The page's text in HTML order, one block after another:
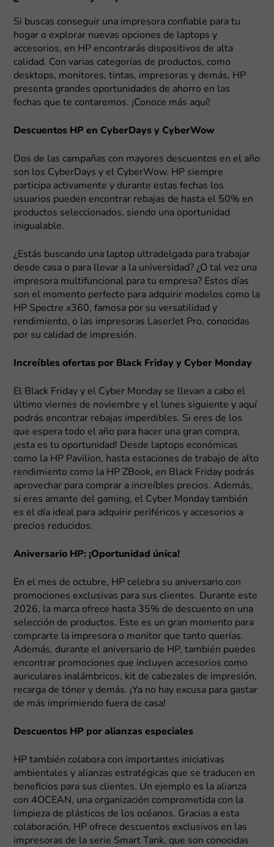
Si buscas conseguir una impresora confiable para tu
hogar o explorar nuevas opciones de laptops y
accesorios, en HP encontrarás dispositivos de alta
calidad. Con varias categorías de productos, como
desktops, monitores, tintas, impresoras y demás, HP
presenta grandes oportunidades de ahorro en las
fechas que te contaremos. ¡Conoce más aquí!
Descuentos HP en CyberDays y CyberWow
Dos de las campañas con mayores descuentos en el año
son los CyberDays y el CyberWow. HP siempre
participa activamente y durante estas fechas los
usuarios pueden encontrar rebajas de hasta el 50% en
productos seleccionados, siendo una oportunidad
inigualable.
¿Estás buscando una laptop ultradelgada para trabajar
desde casa o para llevar a la universidad? ¿O tal vez una
impresora multifuncional para tu empresa? Estos días
son el momento perfecto para adquirir modelos como la
HP Spectre x360, famosa por su versatilidad y
rendimiento, o las impresoras LaserJet Pro, conocidas
por su calidad de impresión.
Increíbles ofertas por Black Friday y Cyber Monday
El Black Friday y el Cyber Monday se llevan a cabo el
último viernes de noviembre y el lunes siguiente y aquí
podrás encontrar rebajas imperdibles. Si eres de los
que espera todo el año para hacer una gran compra,
¡esta es tu oportunidad! Desde laptops económicas
como la HP Pavilion, hasta estaciones de trabajo de alto
rendimiento como la HP ZBook, en Black Friday podrás
aprovechar para comprar a increíbles precios. Además,
si eres amante del gaming, el Cyber Monday también
es el día ideal para adquirir periféricos y accesorios a
precios reducidos.
Aniversario HP: ¡Oportunidad única!
En el mes de octubre, HP celebra su aniversario con
promociones exclusivas para sus clientes. Durante este
2026, la marca ofrece hasta 35% de descuento en una
selección de productos. Este es un gran momento para
comprarte la impresora o monitor que tanto querías.
Además, durante el aniversario de HP, también puedes
encontrar promociones que incluyen accesorios como
auriculares inalámbricos, kit de cabezales de impresión,
recarga de tóner y demás. ¡Ya no hay excusa para gastar
de más imprimiendo fuera de casa!
Descuentos HP por alianzas especiales
HP también colabora con importantes iniciativas
ambientales y alianzas estratégicas que se traducen en
beneficios para sus clientes. Un ejemplo es la alianza
con 4OCEAN, una organización comprometida con la
limpieza de plásticos de los océanos. Gracias a esta
colaboración, HP ofrece descuentos exclusivos en las
impresoras de la serie Smart Tank, que son conocidas